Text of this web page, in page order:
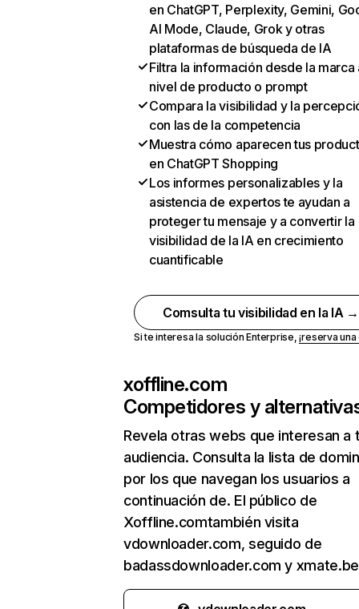
en ChatGPT, Perplexity, Gemini,
AI Mode, Claude, Grok y otras
plataformas de búsqueda de IA
Filtra la información desde la marca
nivel de producto o prompt
Compara la visibilidad y la
con las de la competencia
Muestra cómo aparecen tus
en ChatGPT Shopping
Los informes personalizables y la
asistencia de expertos te ayudan a
proteger tu mensaje y a convertir la
visibilidad de la IA en crecimiento
cuantificable
Comsulta tu visibilidad en la IA →
Si te interesa la solución Enterprise,¡reserva
xoffline.com
Competidores y
Revela otras webs que interesan a
audiencia. Consulta la lista de
por los que navegan los usuarios a
continuación de. El público de
Xoffline.comtambién visita
vdownloader.com, seguido de
badassdownloader.com y